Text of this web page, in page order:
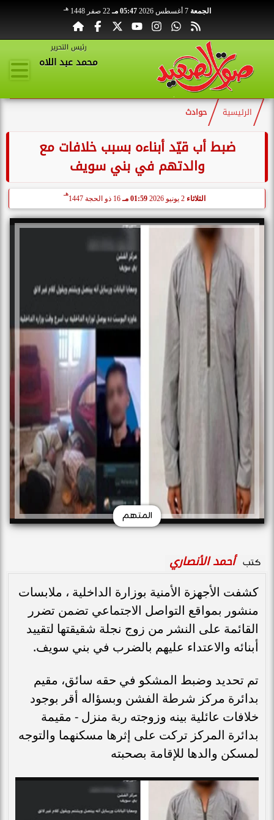
الجمعة 7 أغسطس 2026 05:47 مـ 22 صفر 1448 هـ
رئيس التحرير
محمد عبد اللاه
الرئيسية حوادث
ضبط أب قيّد أبناءه بسبب خلافات مع
والدتهم في بني سويف
الثلاثاء 01:59 مـ 16 ذو الحجة 1447
هـ
المتهم
كتب أحمد الأنصاري
كشفت الأجهزة الأمنية بوزارة الداخلية ، ملابسات
منشور بمواقع التواصل الاجتماعي تضمن تضرر
القائمة على النشر من زوج نجلة شقيقتها لتقييد
أبنائه والاعتداء عليهم بالضرب في بني سويف.
تم تحديد وضبط المشكو في حقه سائق، مقيم
بدائرة مركز شرطة الفشن وبسؤاله أقر بوجود
خلافات عائلية بينه وزوجته ربة منزل - مقيمة
بدائرة المركز تركت على إثرها مسكنهما والتوجه
لمسكن والدها للإقامة بصحبته